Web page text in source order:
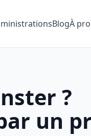
BlogÀ
?
un